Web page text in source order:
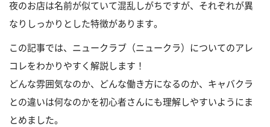
夜のお店は名前が似ていて混乱しがちですが、それぞれが異
なりしっかりとした特徴があります。
この記事では、ニュークラブ（ニュークラ）についてのアレ
コレをわかりやすく解説します！
どんな雰囲気なのか、どんな働き方になるのか、キャバクラ
との違いは何なのかを初心者さんにも理解しやすいようにま
とめました。